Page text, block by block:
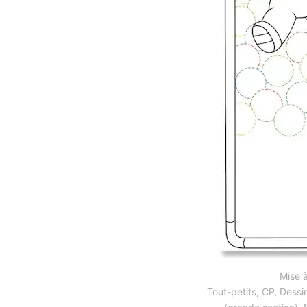
Mise
Tout-petits, CP,